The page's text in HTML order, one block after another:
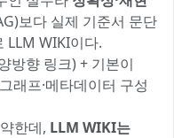
보다 실제 기준서 문단
LLM WIKI이다.
방향 링크) + 기본이
래프·메타데이터 구성
한데, LLM WIKI는